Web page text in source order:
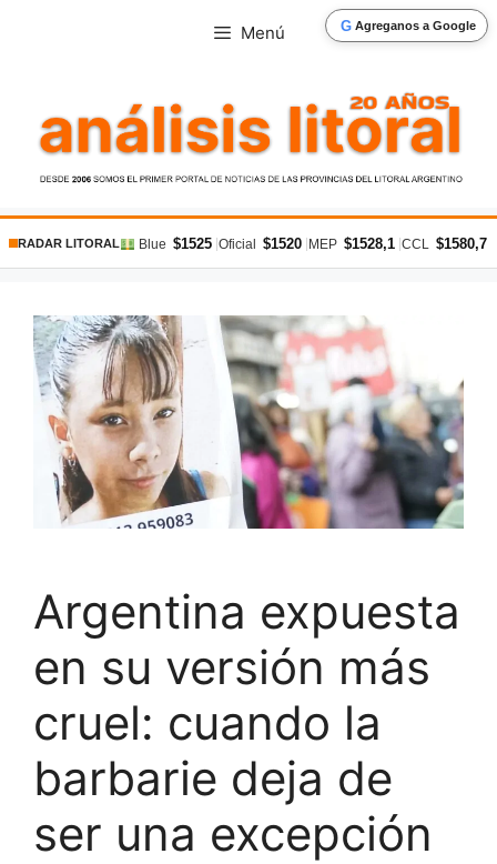
G Agreganos a Google
Menú
RADAR LITORAL Blue $1525 Oficial $1520 MEP $1528,1 CCL $1580,7
Argentina expuesta
en su versión más
cruel: cuando la
barbarie deja de
ser una excepción